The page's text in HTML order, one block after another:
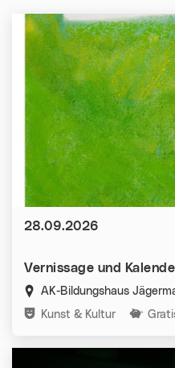
Vernissage und
AK-Bildungshaus
Kategorien:
Kunst & Kultur
Datum:
28.09.2026